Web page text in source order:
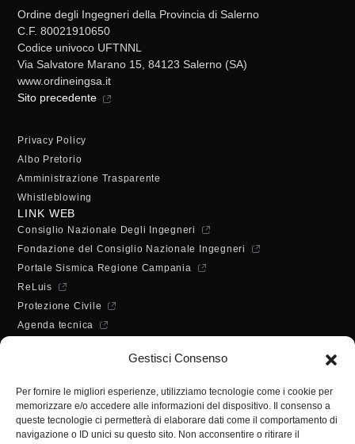
Gestisci Consenso
Per fornire le migliori esperienze, utilizziamo tecnologie come i cookie per
memorizzare e/o accedere alle informazioni del dispositivo. Il consenso a
queste tecnologie ci permetterà di elaborare dati come il comportamento di
navigazione o ID unici su questo sito. Non acconsentire o ritirare il
Ordine degli Ingegneri della Provincia di Salerno
C.F. 80021910650
Codice univoco UFTNNL
Via Salvatore Marano 15, 84123 Salerno (SA)
www.ordineingsa.it
Sito precedente
Privacy Policy
Albo Pretorio
Amministrazione Trasparente
Whistleblowing
LINK WEB
Consiglio Nazionale Degli Ingegneri
Fondazione del Consiglio Nazionale Ingegneri
Portale Sismica Regione Campania
ReLuis
Protezione Civile
Agenda tecnica
ORARI DI APERTURA
10:00 - 12:00
Martedì - Giovedì:
10:00 - 12:00 / 14:30 - 16:30